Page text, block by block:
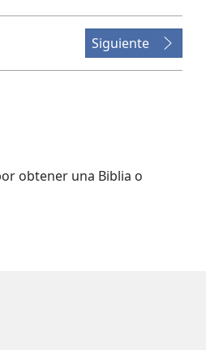
Siguiente
obtener una Biblia o